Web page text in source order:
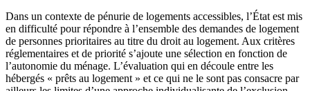
Dans un contexte de pénurie de logements accessibles, l’État est mis
en difficulté pour répondre à l’ensemble des demandes de logement
de personnes prioritaires au titre du droit au logement. Aux critères
réglementaires et de priorité s’ajoute une sélection en fonction de
l’autonomie du ménage. L’évaluation qui en découle entre les
hébergés « prêts au logement » et ce qui ne le sont pas consacre par